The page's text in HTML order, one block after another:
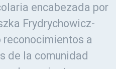
encabezada por
Frydrychowicz-
a
de la comunidad